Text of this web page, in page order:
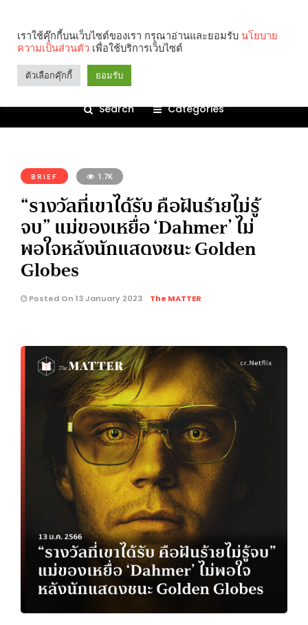
Search Categories
BRIEF 1.7K
“รางวัลที่เขาได้รับ คือฝันร้ายไม่รู้
จบ” แม่ของเหยื่อ ‘Dahmer’ ไม่
พอใจหลังนักแสดงชนะ Golden
Globes
Posted On 13 January 2023 The MATTER
เราใช้คุ๊กกี้บนเว็บไซต์ของเรา กรุณาอ่านและยอมรับ นโยบาย
ความเป็นส่วนตัว เพื่อใช้บริการเว็บไซต์
ตัวเลือกคุ๊กกี้ ยอมรับ